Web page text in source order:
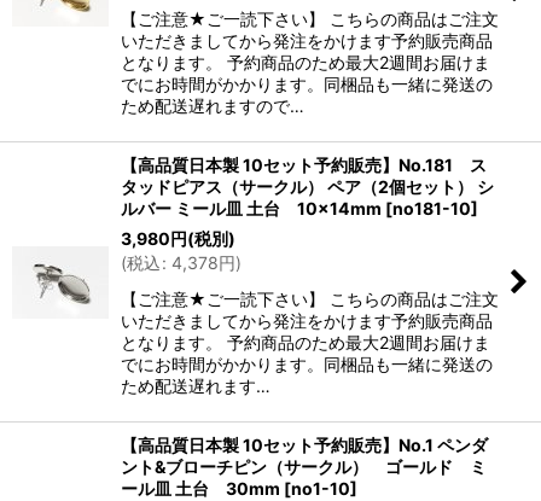
【ご注意★ご一読下さい】 こちらの商品はご注文
いただきましてから発注をかけます予約販売商品
となります。 予約商品のため最大2週間お届けま
でにお時間がかかります。同梱品も一緒に発送の
ため配送遅れますので…
【高品質日本製 10セット予約販売】No.181 ス
タッドピアス（サークル） ペア（2個セット） シ
ルバー ミール皿 土台 10×14mm [no181-10]
3,980円(税別)
(税込: 4,378円)
【ご注意★ご一読下さい】 こちらの商品はご注文
いただきましてから発注をかけます予約販売商品
となります。 予約商品のため最大2週間お届けま
でにお時間がかかります。同梱品も一緒に発送の
ため配送遅れます…
【高品質日本製 10セット予約販売】No.1 ペンダ
ント&ブローチピン（サークル） ゴールド ミ
ール皿 土台 30mm [no1-10]